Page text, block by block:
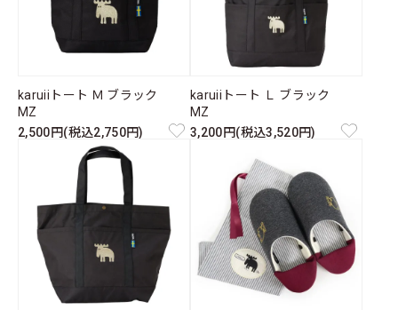
karuiiトート Ｍ ブラック
MZ
2,500円(税込2,750円)
karuiiトート Ｌ ブラック
MZ
3,200円(税込3,520円)